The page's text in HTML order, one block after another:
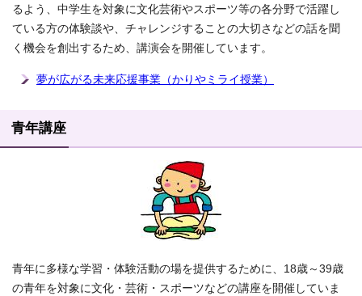
るよう、中学生を対象に文化芸術やスポーツ等の各分野で活躍し
ている方の体験談や、チャレンジすることの大切さなどの話を聞
く機会を創出するため、講演会を開催しています。
夢が広がる未来応援事業（かりやミライ授業）
青年講座
青年に多様な学習・体験活動の場を提供するために、18歳～39歳
の青年を対象に文化・芸術・スポーツなどの講座を開催していま